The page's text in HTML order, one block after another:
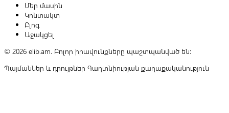
Մեր մասին
Կոնտակտ
Բլոգ
Աջակցել
© 2026 elib.am. Բոլոր իրավունքները պաշտպանված են:
Պայմաններ և դրույթներ Գաղտնիության քաղաքականություն